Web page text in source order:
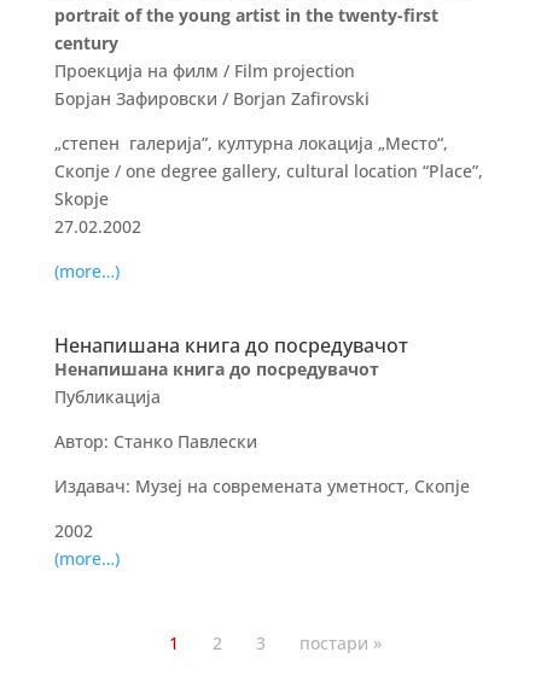
portrait of the young artist in the twenty-first
century
Проекција на филм / Film projection
Борјан Зафировски / Borjan Zafirovski
„степен галерија”, културна локација „Место“,
Скопје / one degree gallery, cultural location “Place”,
Skopje
27.02.2002
(more…)
Ненапишана книга до посредувачот
Ненапишана книга до посредувачот
Публикација
Автор: Станко Павлески
Издавач: Музеј на современата уметност, Скопје
2002
(more…)
1 2 3 постари »